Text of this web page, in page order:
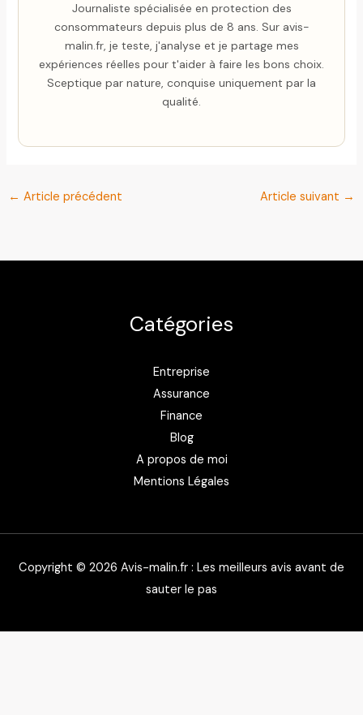
Journaliste spécialisée en protection des
consommateurs depuis plus de 8 ans. Sur avis-
malin.fr, je teste, j'analyse et je partage mes
expériences réelles pour t'aider à faire les bons choix.
Sceptique par nature, conquise uniquement par la
qualité.
← Article précédent Article suivant →
Catégories
Entreprise
Assurance
Finance
Blog
A propos de moi
Mentions Légales
Copyright © 2026 Avis-malin.fr : Les meilleurs avis avant de
sauter le pas